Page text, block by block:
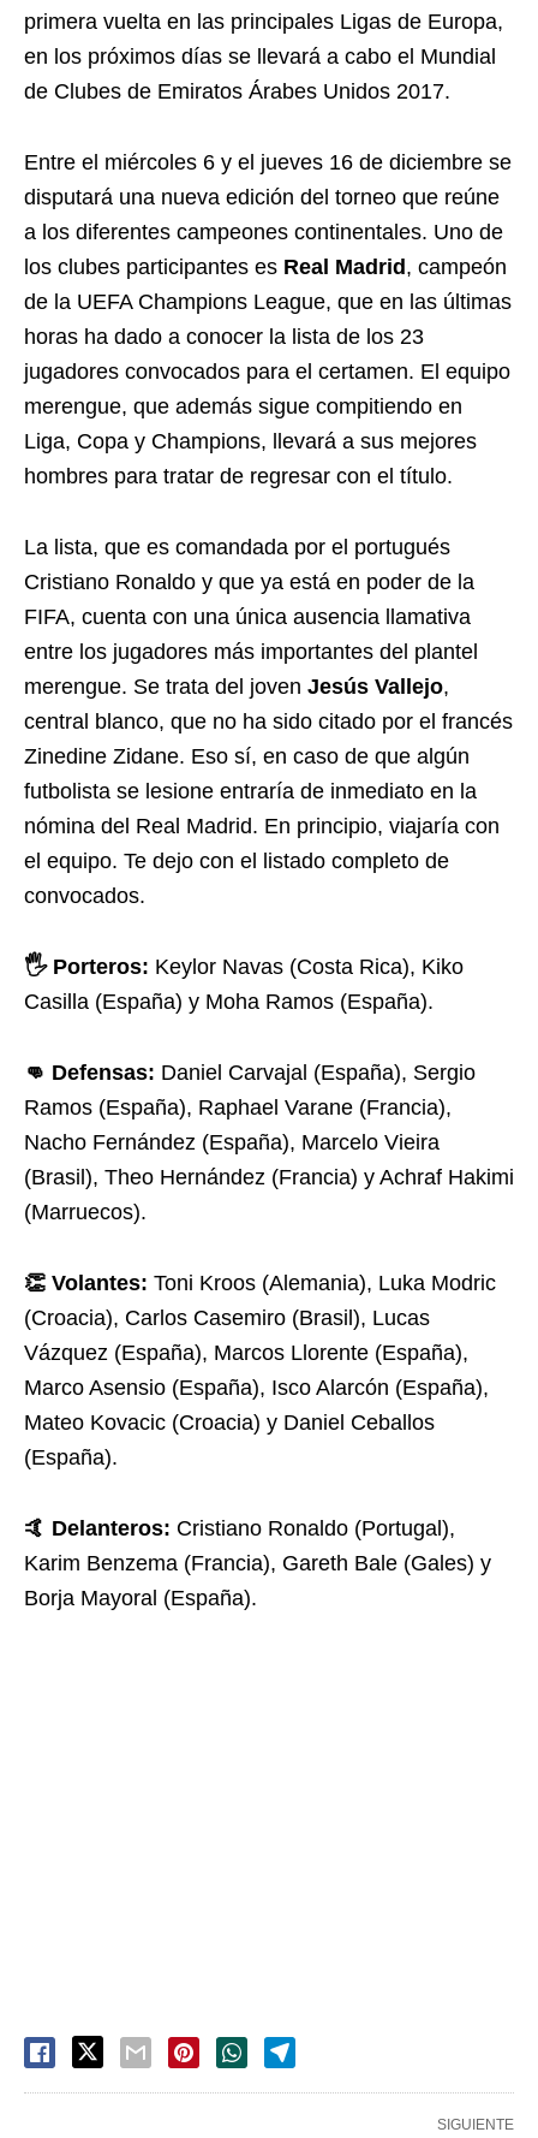
primera vuelta en las principales Ligas de Europa,
en los próximos días se llevará a cabo el Mundial
de Clubes de Emiratos Árabes Unidos 2017.
Entre el miércoles 6 y el jueves 16 de diciembre se
disputará una nueva edición del torneo que reúne
a los diferentes campeones continentales. Uno de
los clubes participantes es Real Madrid , campeón
de la UEFA Champions League, que en las últimas
horas ha dado a conocer la lista de los 23
jugadores convocados para el certamen. El equipo
merengue, que además sigue compitiendo en
Liga, Copa y Champions, llevará a sus mejores
hombres para tratar de regresar con el título.
La lista, que es comandada por el portugués
Cristiano Ronaldo y que ya está en poder de la
FIFA, cuenta con una única ausencia llamativa
entre los jugadores más importantes del plantel
merengue. Se trata del joven Jesús Vallejo,
central blanco, que no ha sido citado por el francés
Zinedine Zidane. Eso sí, en caso de que algún
futbolista se lesione entraría de inmediato en la
nómina del Real Madrid. En principio, viajaría con
el equipo. Te dejo con el listado completo de
convocados.
🖐 Porteros: Keylor Navas (Costa Rica), Kiko
Casilla (España) y Moha Ramos (España).
👊 Defensas: Daniel Carvajal (España), Sergio
Ramos (España), Raphael Varane (Francia),
Nacho Fernández (España), Marcelo Vieira
(Brasil), Theo Hernández (Francia) y Achraf Hakimi
(Marruecos).
👏 Volantes: Toni Kroos (Alemania), Luka Modric
(Croacia), Carlos Casemiro (Brasil), Lucas
Vázquez (España), Marcos Llorente (España),
Marco Asensio (España), Isco Alarcón (España),
Mateo Kovacic (Croacia) y Daniel Ceballos
(España).
🤙 Delanteros: Cristiano Ronaldo (Portugal),
Karim Benzema (Francia), Gareth Bale (Gales) y
Borja Mayoral (España).
SIGUIENTE